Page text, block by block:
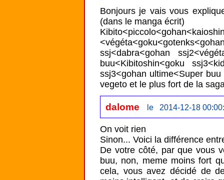
Bonjours je vais vous
(dans le manga écrit)
ssj<dabra<gohan
buu<Kibitoshin<goku
ssj3<gohan ultime<Super
vegeto et le plus fort de la
dalome le 2014-12-18
On voit rien
Sinon... Voici la différence
De votre côté, par que vous
buu, non, meme moins fort
cela, vous avez décidé de